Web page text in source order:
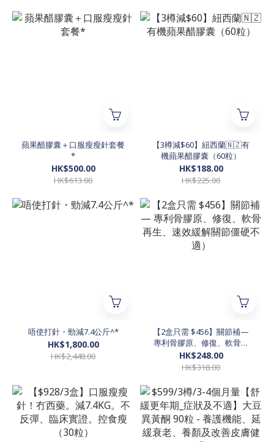
蘋果醋膠囊＋口服瘦瘦針套餐
*
HK$500.00
HK$613.00
【3樽減$60】紐西蘭🇳🇿有
機蘋果醋膠囊（60粒）
HK$188.00
HK$225.00
唔使打針・勁減7.4公斤^*
HK$1,800.00
HK$2,448.00
【2盒只需 $456】關節補—
專利骨膠原、修復、軟骨再
生、速效緩解關節僵硬不適）
HK$248.00
HK$318.00